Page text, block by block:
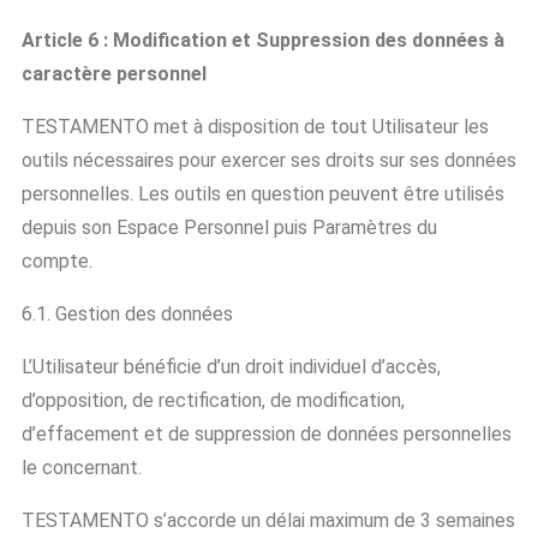
Article 6 : Modification et Suppression des données à
caractère personnel
TESTAMENTO met à disposition de tout Utilisateur les
outils nécessaires pour exercer ses droits sur ses données
personnelles. Les outils en question peuvent être utilisés
depuis son Espace Personnel puis Paramètres du
compte.
6.1. Gestion des données
L’Utilisateur bénéficie d’un droit individuel d’accès,
d’opposition, de rectification, de modification,
d’effacement et de suppression de données personnelles
le concernant.
TESTAMENTO s’accorde un délai maximum de 3 semaines